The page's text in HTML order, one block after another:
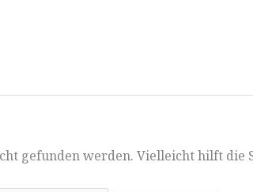
gefunden werden. Vielleicht hilft die